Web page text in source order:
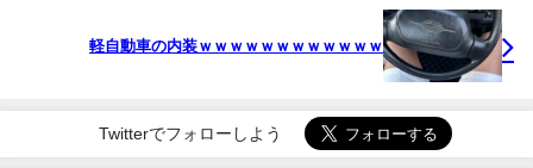
軽自動車の内装ｗｗｗｗｗｗｗｗｗｗｗｗ
Twitterでフォローしよう